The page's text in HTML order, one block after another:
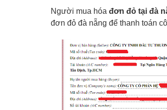
Người mua hóa đơn đỏ tại đà
đơn đỏ đà nẵng để thanh toán